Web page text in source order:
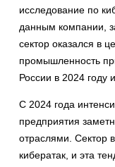
исследование по
данным компании,
сектор оказался в
промышленность
России в 2024
С 2024 года
предприятия
отраслями. Сектор
кибератак, и эта